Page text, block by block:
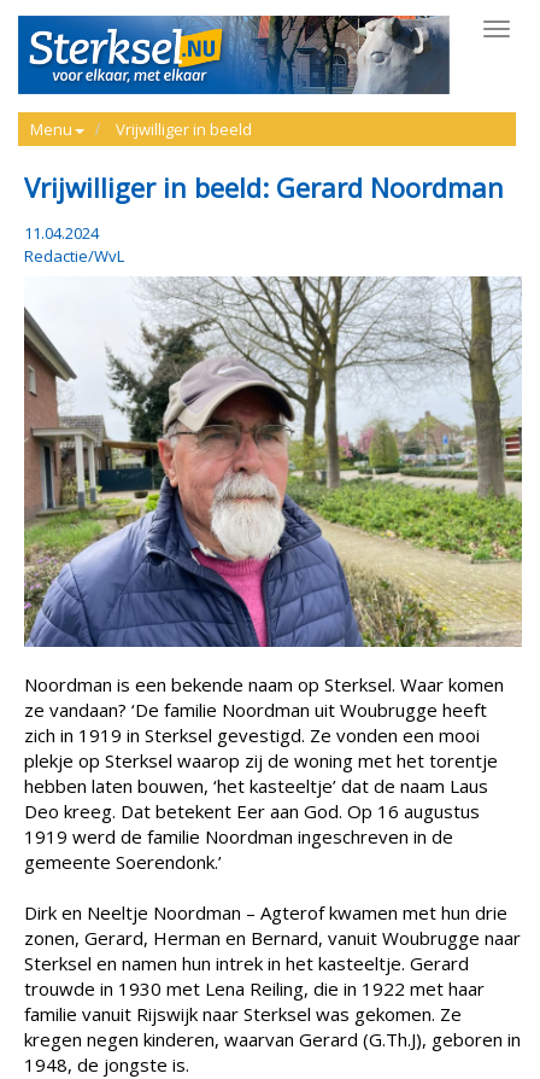
Menu Vrijwilliger in beeld
Vrijwilliger in beeld: Gerard Noordman
11.04.2024
Redactie/WvL
Noordman is een bekende naam op Sterksel. Waar komen
ze vandaan? ‘De familie Noordman uit Woubrugge heeft
zich in 1919 in Sterksel gevestigd. Ze vonden een mooi
plekje op Sterksel waarop zij de woning met het torentje
hebben laten bouwen, ‘het kasteeltje’ dat de naam Laus
Deo kreeg. Dat betekent Eer aan God. Op 16 augustus
1919 werd de familie Noordman ingeschreven in de
gemeente Soerendonk.’
Dirk en Neeltje Noordman – Agterof kwamen met hun drie
zonen, Gerard, Herman en Bernard, vanuit Woubrugge naar
Sterksel en namen hun intrek in het kasteeltje. Gerard
trouwde in 1930 met Lena Reiling, die in 1922 met haar
familie vanuit Rijswijk naar Sterksel was gekomen. Ze
kregen negen kinderen, waarvan Gerard (G.Th.J), geboren in
1948, de jongste is.